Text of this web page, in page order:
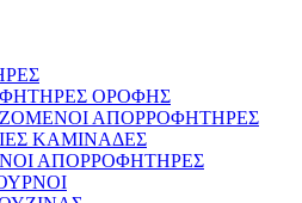
ΟΡΟΦΗΣ
ΑΠΟΡΡΟΦΗΤΗΡΕΣ
ΚΑΜΙΝΑΔΕΣ
ΑΠΟΡΡΟΦΗΤΗΡΕΣ